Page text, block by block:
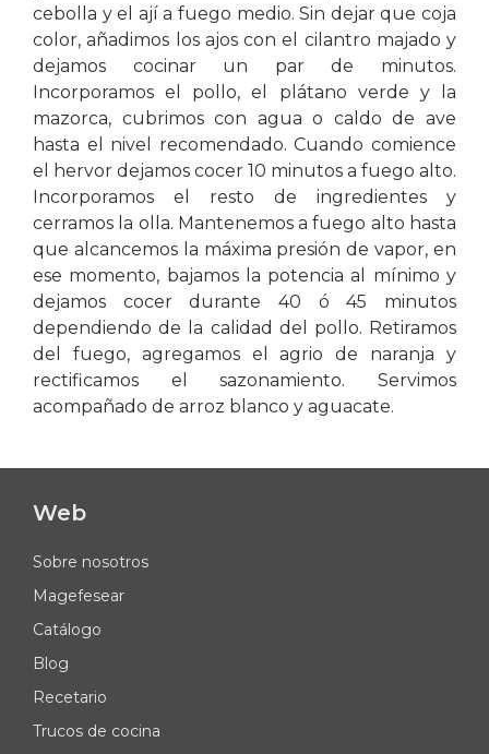
cebolla y el ají a fuego medio. Sin dejar que coja
color, añadimos los ajos con el cilantro majado y
dejamos cocinar un par de minutos.
Incorporamos el pollo, el plátano verde y la
mazorca, cubrimos con agua o caldo de ave
hasta el nivel recomendado. Cuando comience
el hervor dejamos cocer 10 minutos a fuego alto.
Incorporamos el resto de ingredientes y
cerramos la olla. Mantenemos a fuego alto hasta
que alcancemos la máxima presión de vapor, en
ese momento, bajamos la potencia al mínimo y
dejamos cocer durante 40 ó 45 minutos
dependiendo de la calidad del pollo. Retiramos
del fuego, agregamos el agrio de naranja y
rectificamos el sazonamiento. Servimos
acompañado de arroz blanco y aguacate.
Web
Sobre nosotros
Magefesear
Catálogo
Blog
Recetario
Trucos de cocina